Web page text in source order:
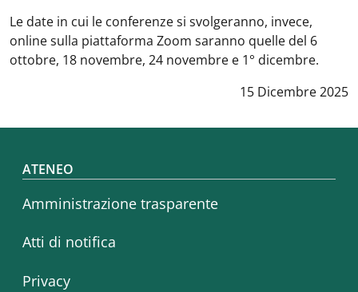
Le date in cui le conferenze si svolgeranno, invece,
online sulla piattaforma Zoom saranno quelle del 6
ottobre, 18 novembre, 24 novembre e 1° dicembre.
Data notizia :
15 Dicembre 2025
Footer menu
ATENEO
Amministrazione trasparente
Atti di notifica
Privacy